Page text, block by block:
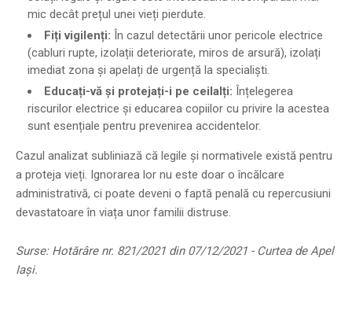
mic decât prețul unei vieți pierdute.
Fiți vigilenți: În cazul detectării unor pericole electrice
(cabluri rupte, izolații deteriorate, miros de arsură), izolați
imediat zona și apelați de urgență la specialiști.
Educați-vă și protejați-i pe ceilalți: Înțelegerea
riscurilor electrice și educarea copiilor cu privire la acestea
sunt esențiale pentru prevenirea accidentelor.
Cazul analizat subliniază că legile și normativele există pentru
a proteja vieți. Ignorarea lor nu este doar o încălcare
administrativă, ci poate deveni o faptă penală cu repercusiuni
devastatoare în viața unor familii distruse.
Surse: Hotărâre nr. 821/2021 din 07/12/2021 - Curtea de Apel
Iași.